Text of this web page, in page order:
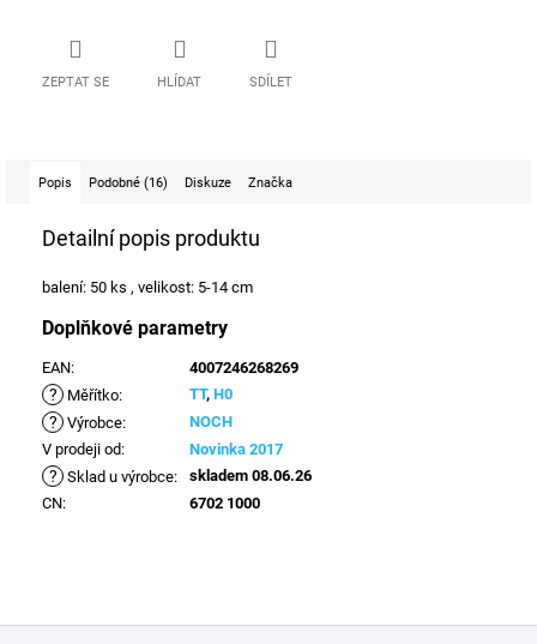
ZEPTAT SE HLÍDAT SDÍLET
Popis Podobné (16) Diskuze Značka
Detailní popis produktu
balení: 50 ks , velikost: 5-14 cm
Doplňkové parametry
EAN: 4007246268269
? Měřítko: TT, H0
? Výrobce:
NOCH
V prodeji od: Novinka 2017
? Sklad u výrobce:
skladem 08.06.26
CN: 6702 1000